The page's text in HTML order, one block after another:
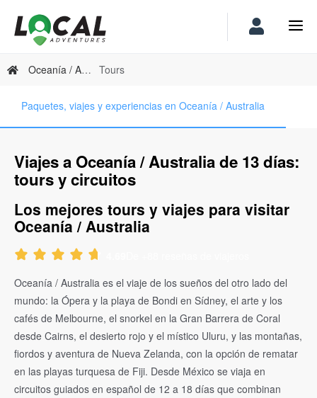
Oceanía / Australia Tours
Paquetes, viajes y experiencias en Oceanía / Australia
Viajes a Oceanía / Australia de 13 días:
tours y circuitos
Los mejores tours y viajes para visitar
Oceanía / Australia
Oceanía / Australia es el viaje de los sueños del otro lado del
mundo: la Ópera y la playa de Bondi en Sídney, el arte y los
cafés de Melbourne, el snorkel en la Gran Barrera de Coral
desde Cairns, el desierto rojo y el místico Uluru, y las montañas,
fiordos y aventura de Nueva Zelanda, con la opción de rematar
en las playas turquesa de Fiji. Desde México se viaja en
circuitos guiados en español de 12 a 18 días que combinan